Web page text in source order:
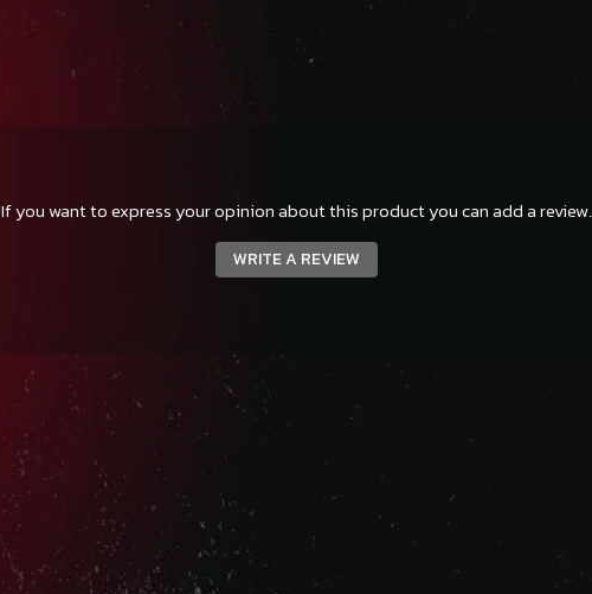
If you want to express your opinion about this product you can add a review.
WRITE A REVIEW